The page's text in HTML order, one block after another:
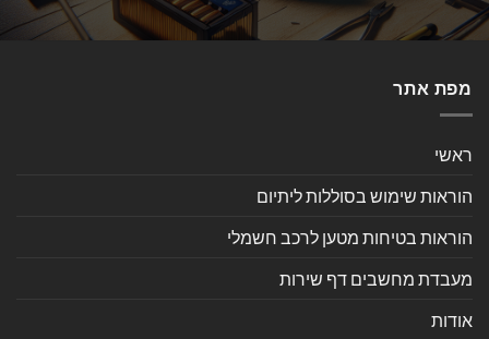
מפת אתר
ראשי
הוראות שימוש בסוללות ליתיום
הוראות בטיחות מטען לרכב חשמלי
מעבדת מחשבים דף שירות
אודות